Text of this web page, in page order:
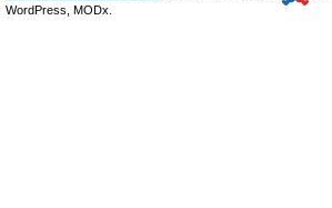
WordPress, MODx.